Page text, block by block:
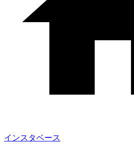
インスタベース